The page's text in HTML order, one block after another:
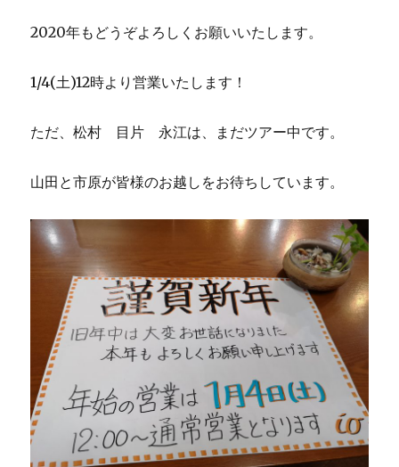
2020年もどうぞよろしくお願いいたします。
1/4(土)12時より営業いたします！
ただ、松村 目片 永江は、まだツアー中です。
山田と市原が皆様のお越しをお待ちしています。